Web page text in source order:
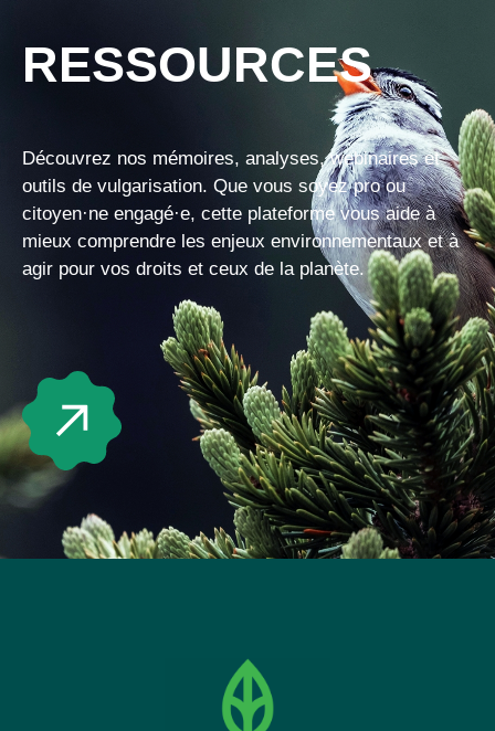
RESSOURCES
Découvrez nos mémoires, analyses, webinaires et
outils de vulgarisation. Que vous soyez pro ou
citoyen·ne engagé·e, cette plateforme vous aide à
mieux comprendre les enjeux environnementaux et à
agir pour vos droits et ceux de la planète.